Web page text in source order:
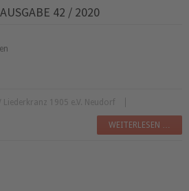
42 / 2020
Liederkranz 1905 e.V. Neudorf
WEITERLESEN …